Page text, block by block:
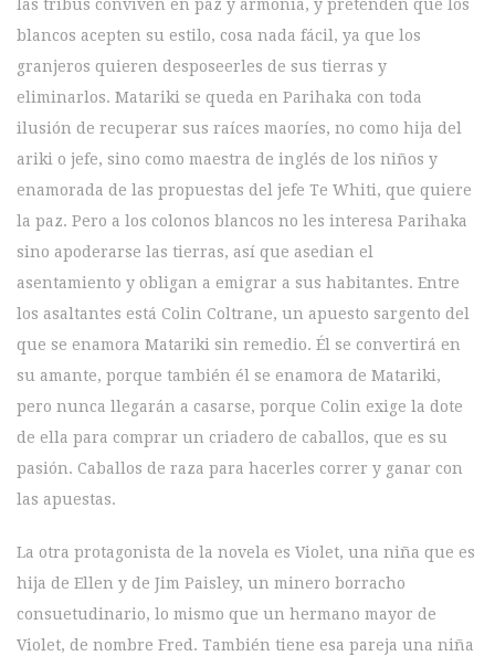
las tribus conviven en paz y armonía, y pretenden que los
blancos acepten su estilo, cosa nada fácil, ya que los
granjeros quieren desposeerles de sus tierras y
eliminarlos. Matariki se queda en Parihaka con toda
ilusión de recuperar sus raíces maoríes, no como hija del
ariki o jefe, sino como maestra de inglés de los niños y
enamorada de las propuestas del jefe Te Whiti, que quiere
la paz. Pero a los colonos blancos no les interesa Parihaka
sino apoderarse las tierras, así que asedian el
asentamiento y obligan a emigrar a sus habitantes. Entre
los asaltantes está Colin Coltrane, un apuesto sargento del
que se enamora Matariki sin remedio. Él se convertirá en
su amante, porque también él se enamora de Matariki,
pero nunca llegarán a casarse, porque Colin exige la dote
de ella para comprar un criadero de caballos, que es su
pasión. Caballos de raza para hacerles correr y ganar con
las apuestas.
La otra protagonista de la novela es Violet, una niña que es
hija de Ellen y de Jim Paisley, un minero borracho
consuetudinario, lo mismo que un hermano mayor de
Violet, de nombre Fred. También tiene esa pareja una niña